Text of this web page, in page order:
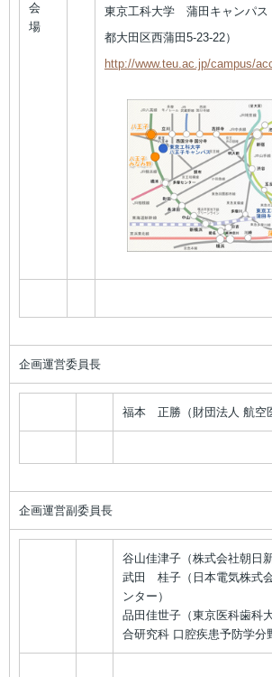
会
場
東京工科大学 蒲田キャンパ
都大田区西蒲田5-23-22）
http://www.teu.ac.jp/campus/
企画運営委員長
福本 正勝（財団法人 航空
企画運営副委員長
谷山佳津子（株式会社朝日
武田 桂子（日本電気株式
ンター）
品田佳世子（東京医科歯科
合研究科 口腔疾患予防学分